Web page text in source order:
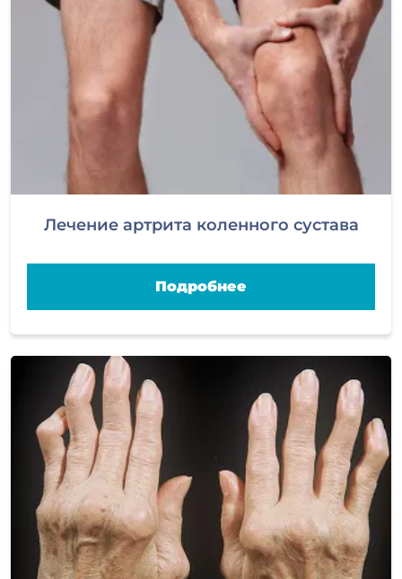
Лечение артрита коленного сустава
Подробнее